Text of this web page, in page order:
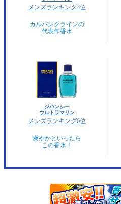
メンズランキング3位
カルバンクラインの
代表作香水
ジバンシー
ウルトラマリン
メンズランキング6位
爽やかといったら
この香水！